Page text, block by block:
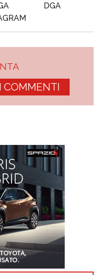
DGA
COMMENTI